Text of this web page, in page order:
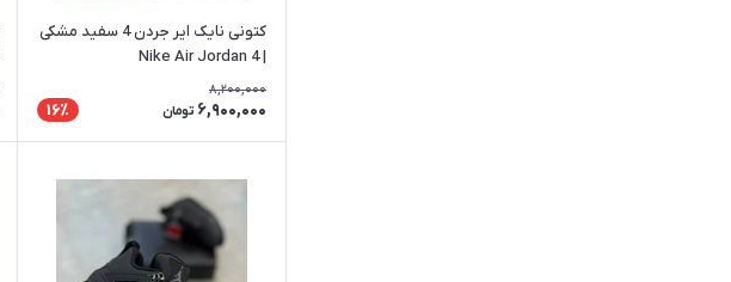
کتونی نایک ایر جردن 4 سفید مشکی
| Nike Air Jordan 4
8,200,000
6,900,000 تومان 16٪